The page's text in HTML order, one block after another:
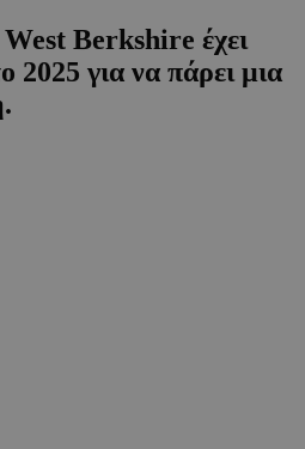
Berkshire έχει
2025 για να πάρει μια